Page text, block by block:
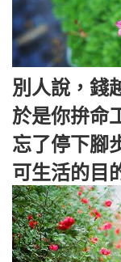
別人說，錢
於是你拚命
忘了停下腳
可生活的目